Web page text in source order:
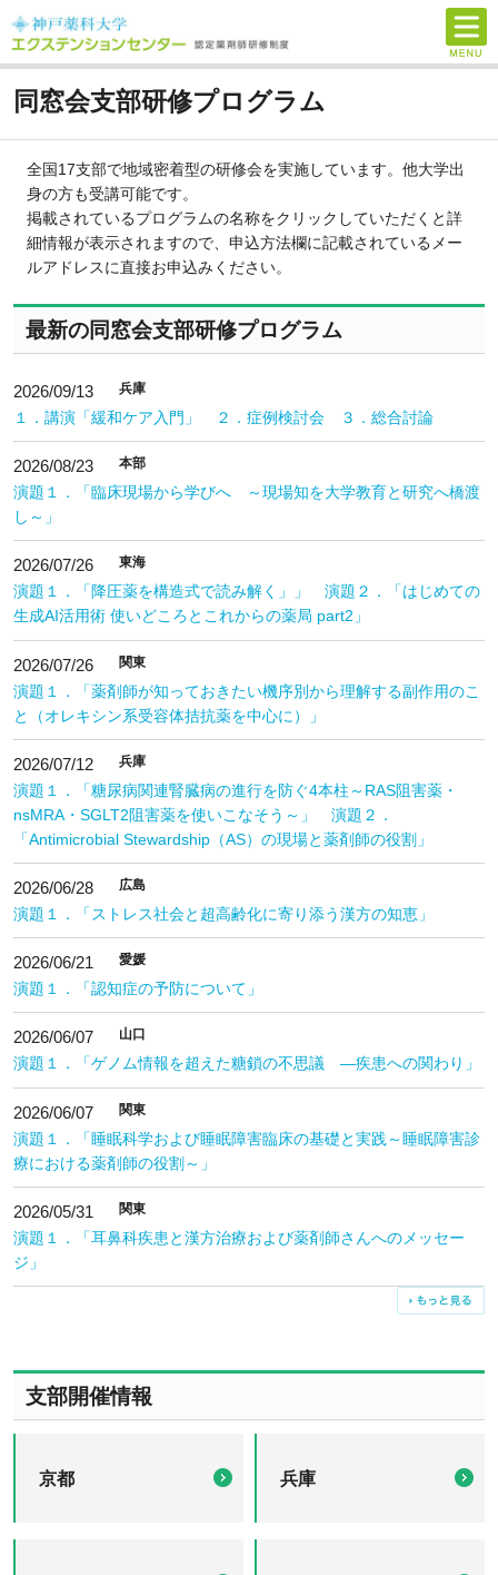
同窓会支部研修プログラム
全国17支部で地域密着型の研修会を実施しています。他大学出
身の方も受講可能です。
掲載されているプログラムの名称をクリックしていただくと詳
細情報が表示されますので、申込方法欄に記載されているメー
ルアドレスに直接お申込みください。
最新の同窓会支部研修プログラム
2026/09/13 兵庫
１．講演「緩和ケア入門」 ２．症例検討会 ３．総合討論
2026/08/23 本部
演題１．「臨床現場から学びへ ～現場知を大学教育と研究へ橋渡
し～」
2026/07/26 東海
演題１．「降圧薬を構造式で読み解く」」 演題２．「はじめての
生成AI活用術 使いどころとこれからの薬局 part2」
2026/07/26 関東
演題１．「薬剤師が知っておきたい機序別から理解する副作用のこ
と（オレキシン系受容体拮抗薬を中心に）」
2026/07/12 兵庫
演題１．「糖尿病関連腎臓病の進行を防ぐ4本柱～RAS阻害薬・
nsMRA・SGLT2阻害薬を使いこなそう～」 演題２．
「Antimicrobial Stewardship（AS）の現場と薬剤師の役割」
2026/06/28 広島
演題１．「ストレス社会と超高齢化に寄り添う漢方の知恵」
2026/06/21 愛媛
演題１．「認知症の予防について」
2026/06/07 山口
演題１．「ゲノム情報を超えた糖鎖の不思議 ―疾患への関わり」
2026/06/07 関東
演題１．「睡眠科学および睡眠障害臨床の基礎と実践～睡眠障害診
療における薬剤師の役割～」
2026/05/31 関東
演題１．「耳鼻科疾患と漢方治療および薬剤師さんへのメッセー
ジ」
支部開催情報
京都 兵庫
神戸薬科大学 エクステンションセンター 認定
薬剤師研修制度